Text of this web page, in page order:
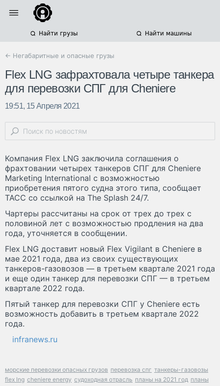
Найти грузы Найти машины
← Негабаритные и опасные грузы
Flex LNG зафрахтовала четыре танкера
для перевозки СПГ для Cheniere
19:51, 15 Апреля 2021
Компания Flex LNG заключила соглашения о
фрахтовании четырех танкеров СПГ для Cheniere
Marketing International с возможностью
приобретения пятого судна этого типа, сообщает
ТАСС со ссылкой на The Splash 24/7.
Чартеры рассчитаны на срок от трех до трех с
половиной лет с возможностью продления на два
года, уточняется в сообщении.
Flex LNG доставит новый Flex Vigilant в Cheniere в
мае 2021 года, два из своих существующих
танкеров-газовозов — в третьем квартале 2021 года
и еще один танкер для перевозки СПГ — в третьем
квартале 2022 года.
Пятый танкер для перевозки СПГ у Cheniere есть
возможность добавить в третьем квартале 2022
года.
infranews.ru
морские перевозки опасных грузов перевозка спг танкеры-газовозы
flex lng cheniere energy судоходная отрасль планы на 2021 год планы